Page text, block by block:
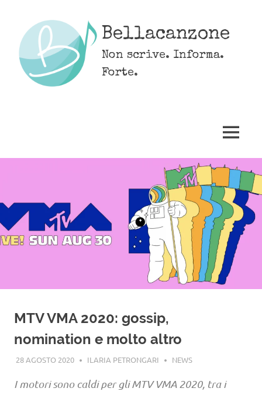
content
Bellacanzone
Non scrive. Informa.
Forte.
MENU
MTV VMA 2020: gossip,
nomination e molto altro
28 AGOSTO 2020 ILARIA PETRONGARI NEWS
I motori sono caldi per gli MTV VMA 2020, tra i